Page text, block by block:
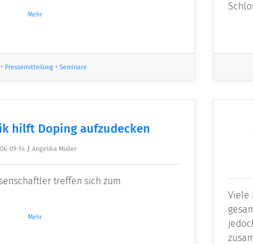
Mehr
• Pressemitteilung • Seminare
hilft Doping aufzudecken
09-14 / Angelika Müller
treffen sich zum
Mehr
Viele